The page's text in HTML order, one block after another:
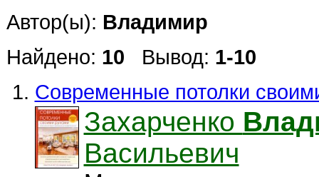
Автор(ы): Владимир
Найдено: 10 Вывод: 1-10
Современные потолки
Захарченко
Васильевич